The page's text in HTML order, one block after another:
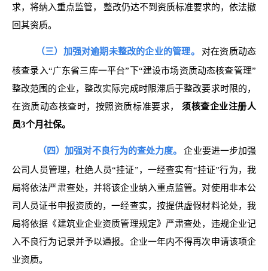
求，将纳入重点监管，
整改仍达不到资质标准要求的，依法撤
回其资质。
（三）加强对逾期未整改的企业的管理。
对在资质动态
核查录入“广东省三库一平台”下“建设市场资质动态核查管理”
整改范围的企业，整改实际完成时限滞后于整改要求时限的，
在资质动态核查时，按照资质标准要求，
须核查企业注册人
员3个月社保。
（四）加强对不良行为的查处力度。
企业要进一步加强
公司人员管理，杜绝人员“挂证”，一经查实有“挂证”行为，我
局将依法严肃查处，并将该企业纳入重点监管。对使用非本公
司人员证书申报资质的，一经查实，按提供虚假材料论处，我
局将依据《建筑业企业资质管理规定》严肃查处，违规企业记
入不良行为记录并予以通报。企业一年内不得再次申请该项企
业资质。